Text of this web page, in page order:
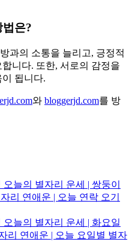
은?
과의 소통을 늘리고, 긍정적
니다. 또한, 서로의 감정을
됩니다.
와 bloggerjd.com를 방
늘의 별자리 운세 | 쌍둥이
리 연애운 | 오늘 연락 오기
오늘의 별자리 운세 | 화요일
리 연애운 | 오늘 요일별 별자